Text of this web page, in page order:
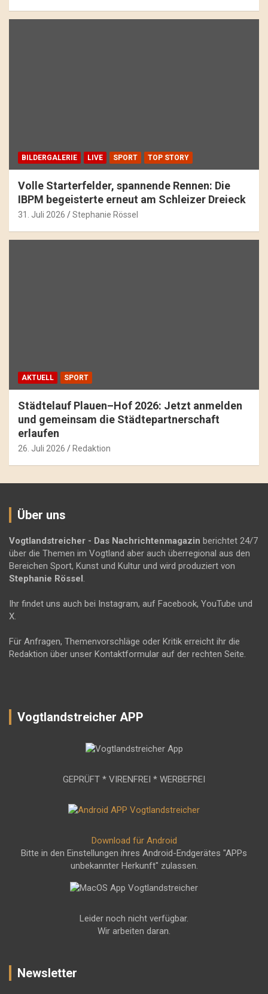
BILDERGALERIE LIVE SPORT TOP STORY
Volle Starterfelder, spannende Rennen: Die
IBPM begeisterte erneut am Schleizer Dreieck
31. Juli 2026 Stephanie Rössel
AKTUELL SPORT
Städtelauf Plauen–Hof 2026: Jetzt anmelden
und gemeinsam die Städtepartnerschaft
erlaufen
26. Juli 2026 Redaktion
Über uns
Vogtlandstreicher - Das Nachrichtenmagazin berichtet 24/7
über die Themen im Vogtland aber auch überregional aus den
Bereichen Sport, Kunst und Kultur und wird produziert von
Stephanie Rössel .
Ihr findet uns auch bei Instagram, auf Facebook, YouTube und
X.
Für Anfragen, Themenvorschläge oder Kritik erreicht ihr die
Redaktion über unser Kontaktformular auf der rechten Seite.
Vogtlandstreicher APP
GEPRÜFT * VIRENFREI * WERBEFREI
Download für Android
Bitte in den Einstellungen ihres Android-Endgerätes "APPs
unbekannter Herkunft" zulassen.
Leider noch nicht verfügbar.
Wir arbeiten daran.
Newsletter